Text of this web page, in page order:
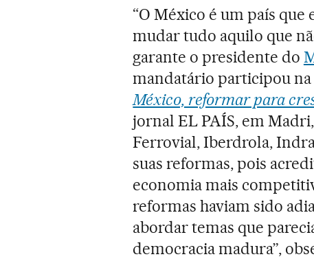
“O México é um país
mudar tudo aquilo que
garante o presidente do
mandatário participou na
México, reformar para
jornal EL PAÍS, em
Ferrovial, Iberdrola,
suas reformas, pois
economia mais
reformas haviam sido
abordar temas que
democracia madura”,